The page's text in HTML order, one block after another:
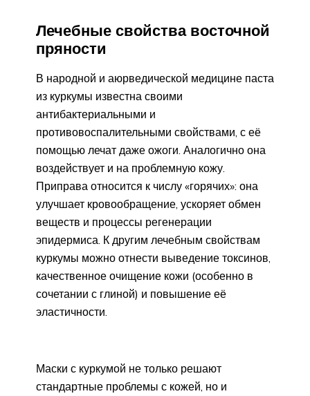
Лечебные свойства восточной
пряности
В народной и аюрведической медицине паста
из куркумы известна своими
антибактериальными и
противовоспалительными свойствами, с её
помощью лечат даже ожоги. Аналогично она
воздействует и на проблемную кожу.
Приправа относится к числу «горячих»: она
улучшает кровообращение, ускоряет обмен
веществ и процессы регенерации
эпидермиса. К другим лечебным свойствам
куркумы можно отнести выведение токсинов,
качественное очищение кожи (особенно в
сочетании с глиной) и повышение её
эластичности.
Маски с куркумой не только решают
стандартные проблемы с кожей, но и